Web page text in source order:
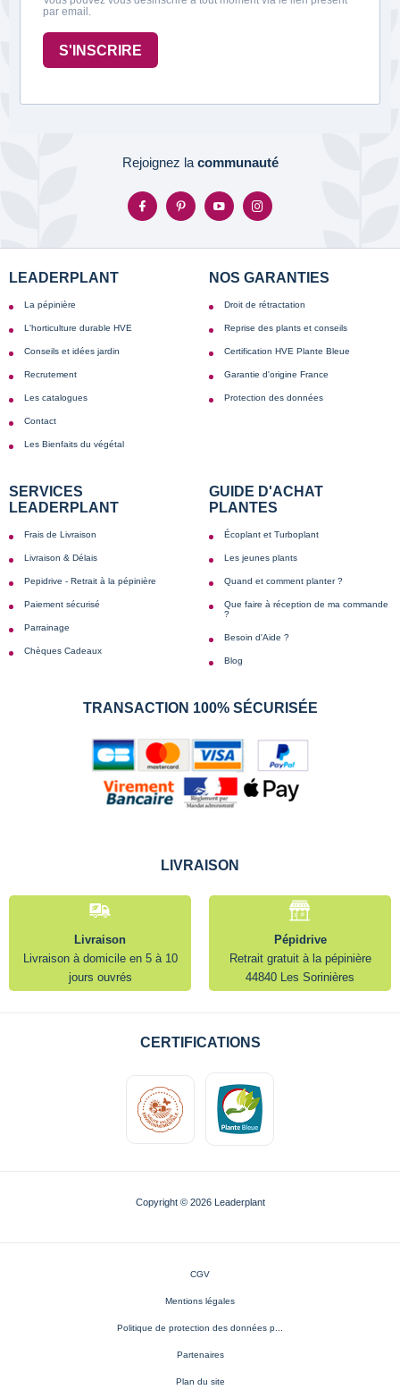
par email.
S'INSCRIRE
Rejoignez la communauté
LEADERPLANT
La pépinière
L'horticulture durable HVE
Conseils et idées jardin
Recrutement
Les catalogues
Contact
Les Bienfaits du végétal
NOS GARANTIES
Droit de rétractation
Reprise des plants et conseils
Certification HVE Plante Bleue
Garantie d'origine France
Protection des données
SERVICES
LEADERPLANT
Frais de Livraison
Livraison & Délais
Pepidrive - Retrait à la pépinière
Paiement sécurisé
Parrainage
Chèques Cadeaux
GUIDE D'ACHAT
PLANTES
Écoplant et Turboplant
Les jeunes plants
Quand et comment planter ?
Que faire à réception de ma commande
?
Besoin d'Aide ?
Blog
TRANSACTION 100% SÉCURISÉE
LIVRAISON
Livraison
Livraison à domicile en 5 à 10
jours ouvrés
Pépidrive
Retrait gratuit à la pépinière
44840 Les Sorinières
CERTIFICATIONS
Copyright © 2026 Leaderplant
CGV
Mentions légales
Politique de protection des données p...
Partenaires
Plan du site